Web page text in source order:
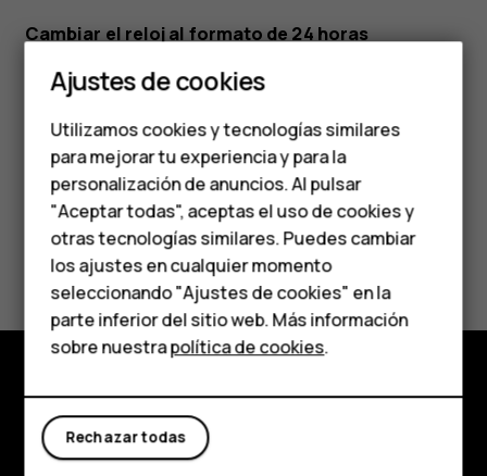
Smartphones
Teléfonos de gama
media
Teléfonos para
personas mayores
HMD Terra M
Comprar
Mi cuenta
Cambiar el reloj al formato de 24 horas
PresioneConfiguración>Sistema
Usar formato de 24 horas
¿Te ha parecido útil?
Sí No
Comprar
Acerca de
Ajustes de cookies
Utilizamos cookies y tecnologías similares
para mejorar tu experiencia y para la
personalización de anuncios. Al pulsar
"Aceptar todas", aceptas el uso de cookies y
otras tecnologías similares. Puedes cambiar
los ajustes en cualquier momento
seleccionando "Ajustes de cookies" en la
parte inferior del sitio web. Más información
sobre nuestrapolítica de cookies.
Rechazar todas